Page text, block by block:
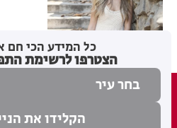
כל המידע הכי חם
הצטרפו לרשימת